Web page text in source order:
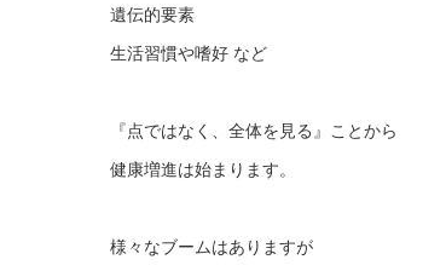
遺伝的要素
生活習慣や嗜好 など
『点ではなく、全体を見る』ことから
健康増進は始まります。
様々なブームはありますが